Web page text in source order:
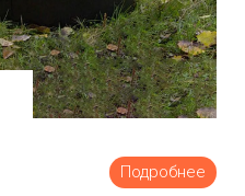
Подробнее